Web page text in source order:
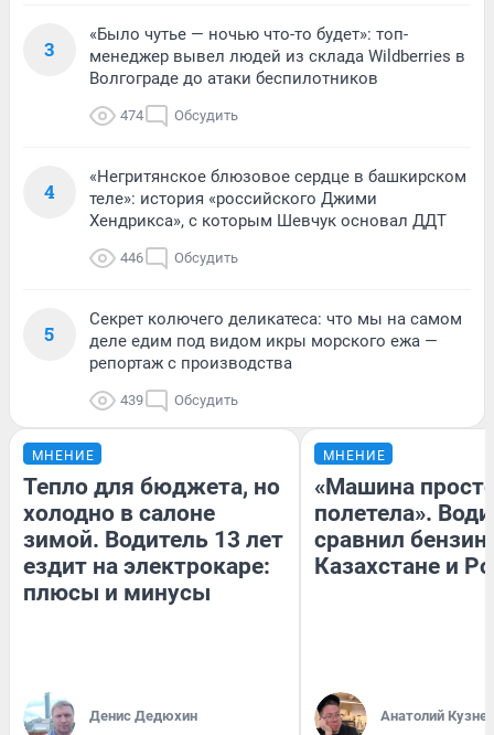
3
«Было чутье — ночью что-то будет»: топ-
менеджер вывел людей из склада Wildberries в
Волгограде до атаки беспилотников
474 Обсудить
4
«Негритянское блюзовое сердце в башкирском
теле»: история «российского Джими
Хендрикса», с которым Шевчук основал ДДТ
446 Обсудить
5
Секрет колючего деликатеса: что мы на самом
деле едим под видом икры морского ежа —
репортаж с производства
439 Обсудить
МНЕНИЕ
Тепло для бюджета, но
холодно в салоне
зимой. Водитель 13 лет
ездит на электрокаре:
плюсы и минусы
Денис Дедюхин
МНЕНИЕ
«Машина
полетела».
сравнил бензин
Казахстане и
Анатолий